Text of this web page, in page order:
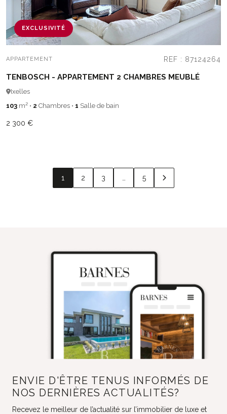
EXCLUSIVITÉ
APPARTEMENT REF : 87124264
TENBOSCH - APPARTEMENT 2 CHAMBRES MEUBLÉ
Ixelles
103 m² • 2 Chambres • 1 Salle de bain
2 300 €
1 2 3 5
ENVIE D'ÊTRE TENUS INFORMÉS DE
NOS DERNIÈRES ACTUALITÉS?
Recevez le meilleur de l’actualité sur l’immobilier de luxe et